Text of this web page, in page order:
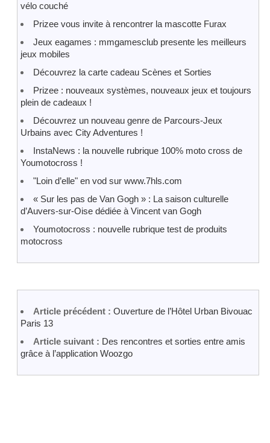
vélo couché
Prizee vous invite à rencontrer la mascotte Furax
Jeux eagames : mmgamesclub presente les meilleurs
jeux mobiles
Découvrez la carte cadeau Scènes et Sorties
Prizee : nouveaux systèmes, nouveaux jeux et toujours
plein de cadeaux !
Découvrez un nouveau genre de Parcours-Jeux
Urbains avec City Adventures !
InstaNews : la nouvelle rubrique 100% moto cross de
Youmotocross !
"Loin d’elle" en vod sur www.7hls.com
« Sur les pas de Van Gogh » : La saison culturelle
d’Auvers-sur-Oise dédiée à Vincent van Gogh
Youmotocross : nouvelle rubrique test de produits
motocross
Article précédent : Ouverture de l’Hôtel Urban Bivouac
Paris 13
Article suivant : Des rencontres et sorties entre amis
grâce à l’application Woozgo